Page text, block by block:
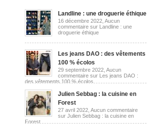
Landline : une droguerie éthique
16 décembre 2022, Aucun
commentaire sur Landline : une
droguerie éthique
Les jeans DAO : des vêtements
100 % écolos
29 septembre 2022, Aucun
commentaire sur Les jeans DAO :
des vêtements 100 % écolos
Julien Sebbag : la cuisine en
Forest
27 avril 2022, Aucun commentaire
sur Julien Sebbag : la cuisine en
Forest